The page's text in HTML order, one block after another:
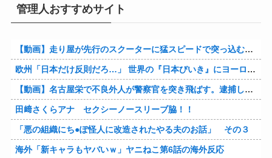
管理人おすすめサイト
【動画】走り屋が先行のスクーターに猛スピードで突っ込む事故。
欧州「日本だけ反則だろ…」 世界の『日本びいき』にヨーロッパ全土から不満の声
【動画】名古屋栄で不良外人が警察官を突き飛ばす。逮捕しろやｗｗｗ
田﨑さくらアナ セクシーノースリーブ脇！！
「悪の組織にち●ぽ怪人に改造されたやる夫のお話」 その３
海外「新キャラもヤバいｗ」ヤニねこ第6話の海外反応